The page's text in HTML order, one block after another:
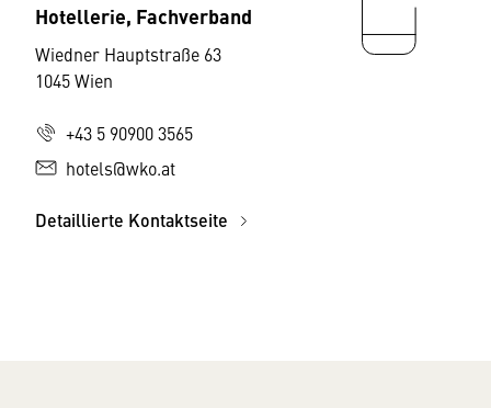
Hotellerie, Fachverband
Wiedner Hauptstraße 63
1045 Wien
+43 5 90900 3565
hotels@wko.at
Detaillierte Kontaktseite